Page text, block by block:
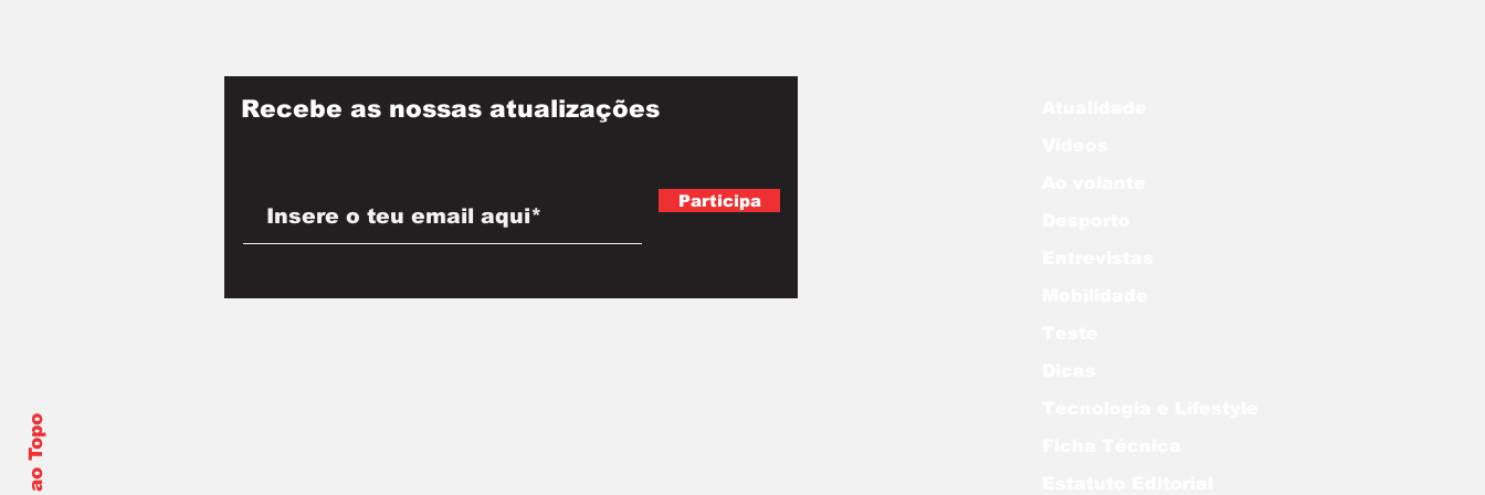
Recebe as nossas atualizações
Participa